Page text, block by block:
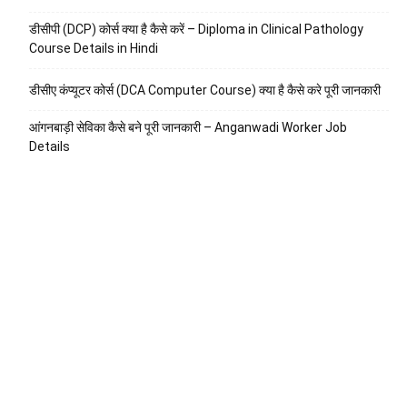
डीसीपी (DCP) कोर्स क्या है कैसे करें – Diploma in Clinical Pathology
Course Details in Hindi
डीसीए कंप्यूटर कोर्स (DCA Computer Course) क्या है कैसे करे पूरी जानकारी
आंगनबाड़ी सेविका कैसे बने पूरी जानकारी – Anganwadi Worker Job
Details